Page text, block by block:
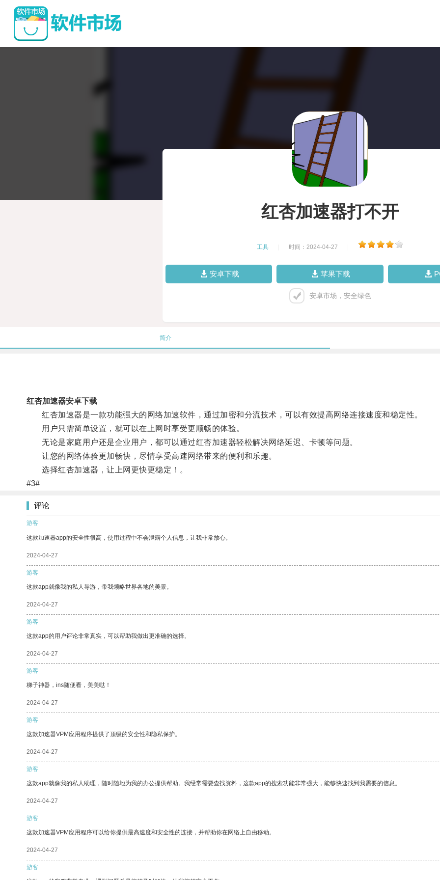
红杏加速器打不开
工具 时间：2024-04-27
安卓下载 苹果下载
安卓市场，安全绿色
简介
红杏加速器安卓下载
红杏加速器是一款功能强大的网络加速软件，通过加密和分流技术，可以有效提高网络连接速度和稳定性。
用户只需简单设置，就可以在上网时享受更顺畅的体验。
无论是家庭用户还是企业用户，都可以通过红杏加速器轻松解决网络延迟、卡顿等问题。
让您的网络体验更加畅快，尽情享受高速网络带来的便利和乐趣。
选择红杏加速器，让上网更快更稳定！。
#3#
评论
游客
这款加速器app的安全性很高，使用过程中不会泄露个人信息，让我非常放心。
2024-04-27
游客
这款app就像我的私人导游，带我领略世界各地的美景。
2024-04-27
游客
这款app的用户评论非常真实，可以帮助我做出更准确的选择。
2024-04-27
游客
梯子神器，ins随便看，美美哒！
2024-04-27
游客
这款加速器VPM应用程序提供了顶级的安全性和隐私保护。
2024-04-27
游客
这款app就像我的私人助理，随时随地为我的办公提供帮助。我经常需要查找资料，这款app的搜索功能非常强大，能够快速找到我需要的信息。
2024-04-27
游客
这款加速器VPM应用程序可以给你提供最高速度和安全性的连接，并帮助你在网络上自由移动。
2024-04-27
游客